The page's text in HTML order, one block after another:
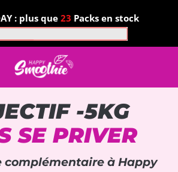
: plus que 23 Packs en stock
-5KG
SE PRIVER
complémentaire à Happy